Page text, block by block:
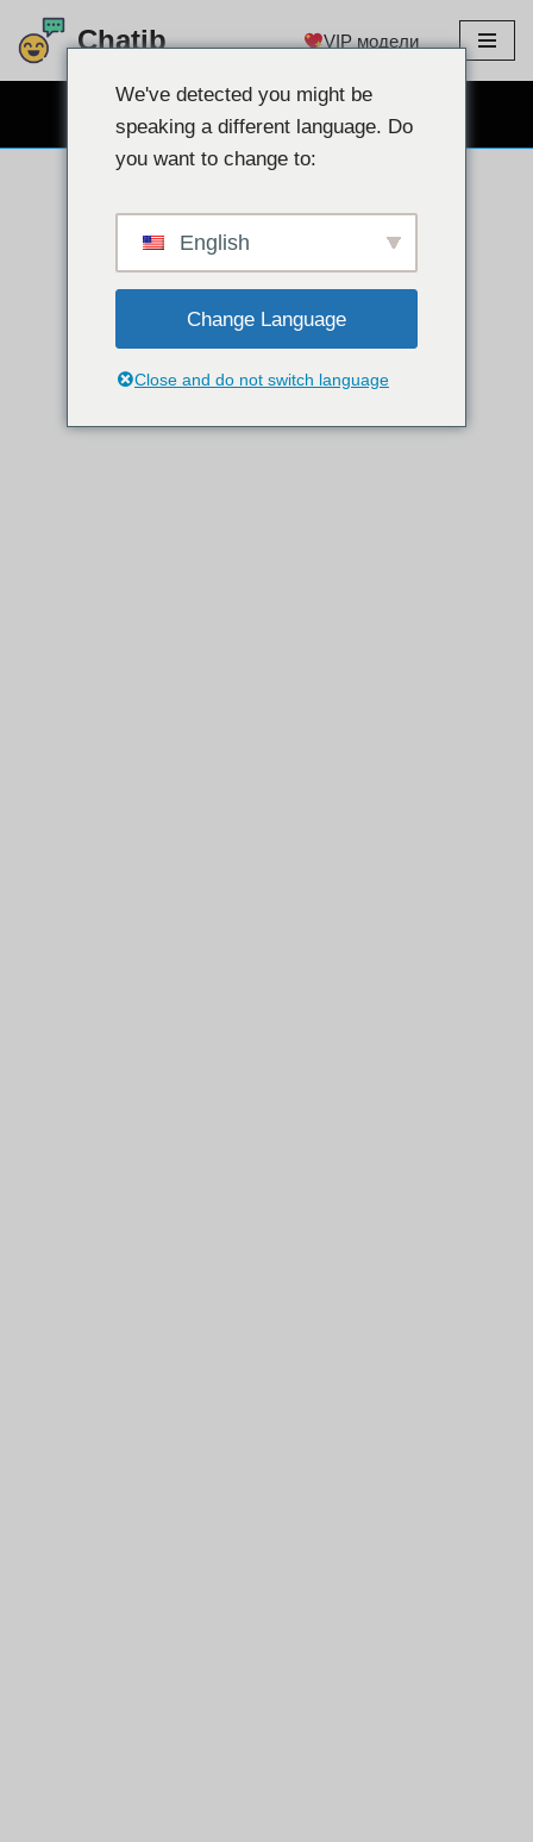
Преминете
съдържанието
Chatib VIP модели
We've detected you might be
speaking a different language. Do
you want to change to:
English
Change Language
Close and do not switch language